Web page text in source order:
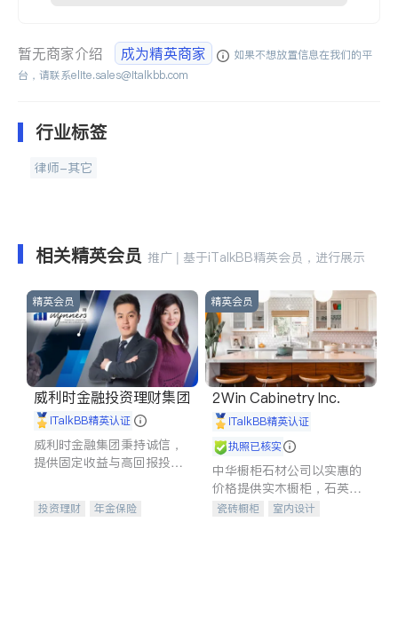
暂无商家介绍 成为精英商家
如果不想放置信息在我们的平
台，请联系elite.sales@italkbb.com
行业标签
律师-其它
相关精英会员 推广 | 基于iTalkBB精英会员，进行展示
精英会员
威利时金融投资理财集团
iTalkBB精英认证
威利时金融集团秉持诚信，
提供固定收益与高回报投资
合，助力客户实现目标
投资理财
年金保险
精英会员
2Win Cabinetry Inc.
iTalkBB精英认证
执照已核实
中华橱柜石材公司以实惠的
价格提供实木橱柜，石英石
台面，多种优质不锈钢水
瓷砖橱柜
室内设计